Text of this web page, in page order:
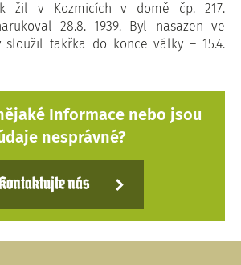
žil v Kozmicích v domě čp. 217.
28.8. 1939. Byl nasazen ve
sloužil takřka do konce války – 15.4.
Informace nebo jsou
nesprávné?
nás